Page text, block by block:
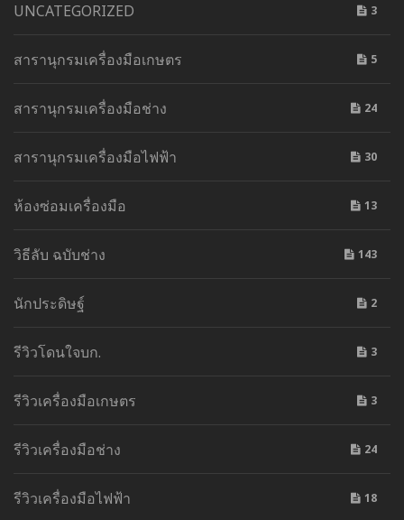
UNCATEGORIZED 3
สารานุกรมเครื่องมือเกษตร 5
สารานุกรมเครื่องมือช่าง 24
สารานุกรมเครื่องมือไฟฟ้า 30
ห้องซ่อมเครื่องมือ 13
วิธีลับ ฉบับช่าง 143
นักประดิษฐ์ 2
รีวิวโดนใจบก. 3
รีวิวเครื่องมือเกษตร 3
รีวิวเครื่องมือช่าง 24
รีวิวเครื่องมือไฟฟ้า 18